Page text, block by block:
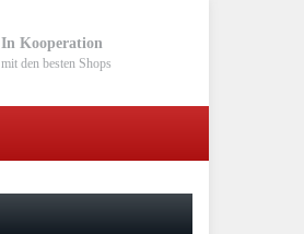
In Kooperation
mit den besten Shops